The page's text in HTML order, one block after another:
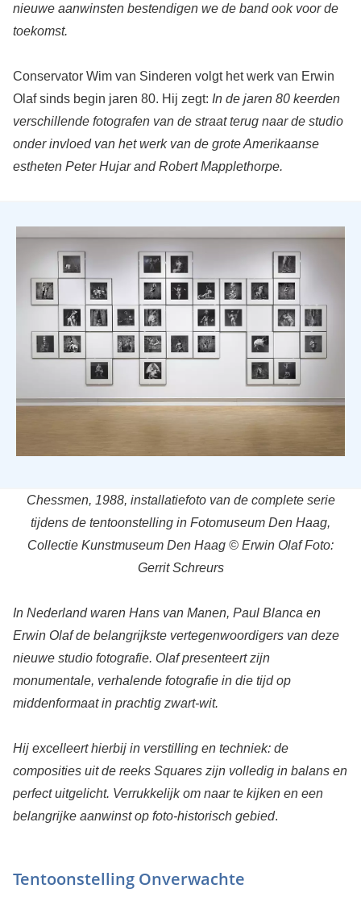
nieuwe aanwinsten bestendigen we de band ook voor de
toekomst.
Conservator Wim van Sinderen volgt het werk van Erwin
Olaf sinds begin jaren 80. Hij zegt: In de jaren 80 keerden
verschillende fotografen van de straat terug naar de studio
onder invloed van het werk van de grote Amerikaanse
estheten Peter Hujar and Robert Mapplethorpe.
Chessmen, 1988, installatiefoto van de complete serie
tijdens de tentoonstelling in Fotomuseum Den Haag,
Collectie Kunstmuseum Den Haag © Erwin Olaf Foto:
Gerrit Schreurs
In Nederland waren Hans van Manen, Paul Blanca en
Erwin Olaf de belangrijkste vertegenwoordigers van deze
nieuwe studio fotografie. Olaf presenteert zijn
monumentale, verhalende fotografie in die tijd op
middenformaat in prachtig zwart-wit.
Hij excelleert hierbij in verstilling en techniek: de
composities uit de reeks Squares zijn volledig in balans en
perfect uitgelicht. Verrukkelijk om naar te kijken en een
belangrijke aanwinst op foto-historisch gebied.
Tentoonstelling Onverwachte